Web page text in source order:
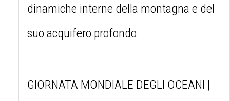
dinamiche interne della montagna e del
suo acquifero profondo
GIORNATA MONDIALE DEGLI OCEANI |